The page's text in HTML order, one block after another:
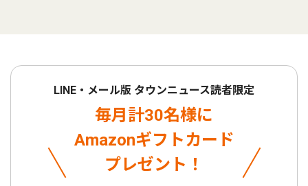
LINE・メール版 タウンニュース読者限定
毎月計30名様に
Amazonギフトカード
プレゼント！